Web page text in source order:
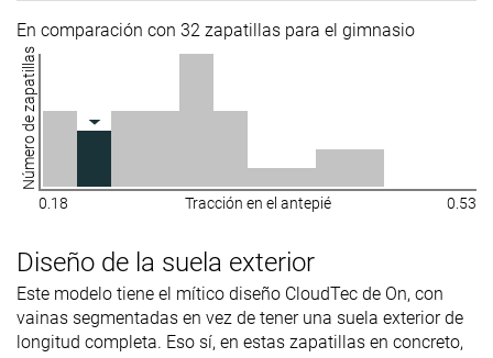
En comparación con 32 zapatillas para el gimnasio
Número de zapatillas
0.18 Tracción en el antepié 0.53
Diseño de la suela exterior
Este modelo tiene el mítico diseño CloudTec de On, con
vainas segmentadas en vez de tener una suela exterior de
longitud completa. Eso sí, en estas zapatillas en concreto,